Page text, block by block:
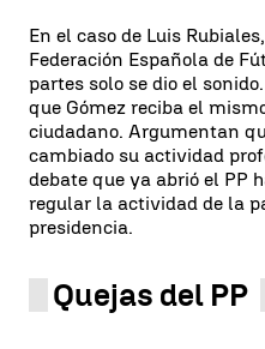
En el caso de Luis
Federación Española de
partes solo se dio el
que Gómez reciba el
ciudadano. Argumentan
cambiado su actividad
debate que ya abrió el PP
regular la actividad de la
presidencia.
Quejas del PP